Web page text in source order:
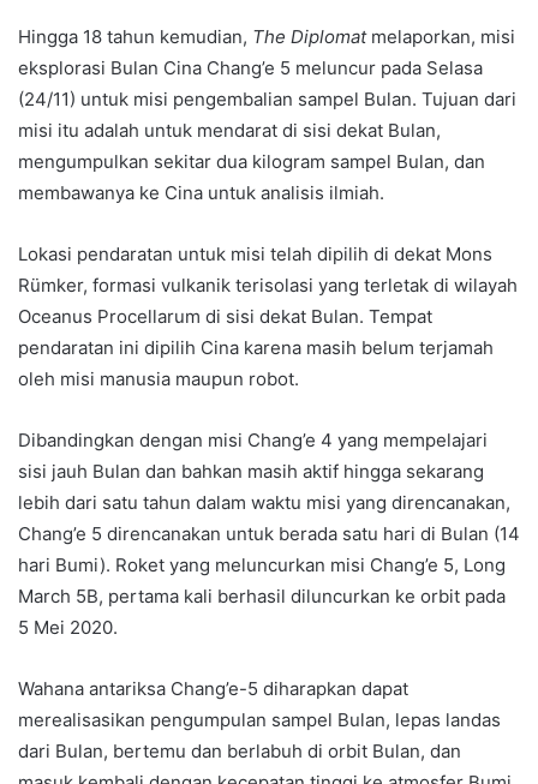
Hingga 18 tahun kemudian, The Diplomatmelaporkan, misi
eksplorasi Bulan Cina Chang’e 5 meluncur pada Selasa
(24/11) untuk misi pengembalian sampel Bulan. Tujuan dari
misi itu adalah untuk mendarat di sisi dekat Bulan,
mengumpulkan sekitar dua kilogram sampel Bulan, dan
membawanya ke Cina untuk analisis ilmiah.
Lokasi pendaratan untuk misi telah dipilih di dekat Mons
Rümker, formasi vulkanik terisolasi yang terletak di wilayah
Oceanus Procellarum di sisi dekat Bulan. Tempat
pendaratan ini dipilih Cina karena masih belum terjamah
oleh misi manusia maupun robot.
Dibandingkan dengan misi Chang’e 4 yang mempelajari
sisi jauh Bulan dan bahkan masih aktif hingga sekarang
lebih dari satu tahun dalam waktu misi yang direncanakan,
Chang’e 5 direncanakan untuk berada satu hari di Bulan (14
hari Bumi). Roket yang meluncurkan misi Chang’e 5, Long
March 5B, pertama kali berhasil diluncurkan ke orbit pada
5 Mei 2020.
Wahana antariksa Chang’e-5 diharapkan dapat
merealisasikan pengumpulan sampel Bulan, lepas landas
dari Bulan, bertemu dan berlabuh di orbit Bulan, dan